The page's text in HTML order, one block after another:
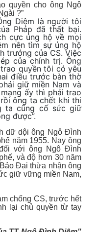
quyền cho ông Ngô
?”
Diệm là người tôi
Pháp đã thất bại.
cực ủng hộ về mọi
nên tìm sự ủng hộ
trướng của CS. Việc
của chính trị. Ông
quyền tôi có yêu
điều trước bàn thờ
giữ miền Nam và
ấy thì phải trao
ông ta chết khi thi
ta cũng cố sức giữ
được”.
dữ dội ông Ngô Đình
năm 1955. Nay ông
với ông Ngô Đình
và độ hơn 30 năm
Đại thừa nhận ông
giữ vững miền Nam,
chống CS, trước hết
lại chủ quyền từ tay